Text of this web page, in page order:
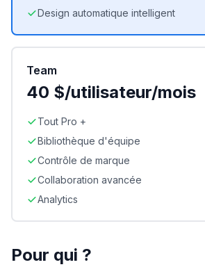
Design automatique intelligent
Team
40 $/utilisateur/mois
Tout Pro +
Bibliothèque d'équipe
Contrôle de marque
Collaboration avancée
Analytics
Pour qui ?